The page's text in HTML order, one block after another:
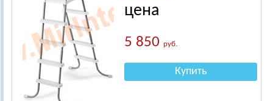
цена
5 850руб.
Купить